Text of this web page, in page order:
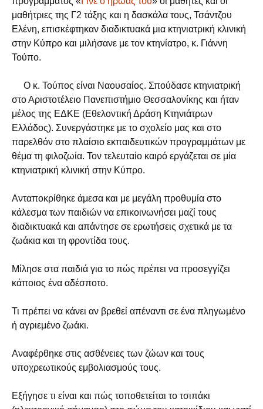
μαθήτριες της Γ2 τάξης και η δασκάλα τους, Τσάντζου
Ελένη, επισκέφτηκαν διαδικτυακά μια κτηνιατρική κλινική
στην Κύπρο και μιλήσανε με τον κτηνίατρο, κ. Γιάννη
Τούπο.
Ο κ. Τούπος είναι Ναουσαίος. Σπούδασε κτηνιατρική
στο Αριστοτέλειο Πανεπιστήμιο Θεσσαλονίκης και ήταν
μέλος της ΕΔΚΕ (Εθελοντική Δράση Κτηνιάτρων
Ελλάδος). Συνεργάστηκε με το σχολείο μας και στο
παρελθόν στο πλαίσιο εκπαιδευτικών προγραμμάτων με
θέμα τη φιλοζωία. Τον τελευταίο καιρό εργάζεται σε μία
κτηνιατρική κλινική στην Κύπρο.
Ανταποκρίθηκε άμεσα και με μεγάλη προθυμία στο
κάλεσμα των παιδιών να επικοινωνήσει μαζί τους
διαδικτυακά και απάντησε σε ερωτήσεις σχετικά με τα
ζωάκια και τη φροντίδα τους.
Μίλησε στα παιδιά για το πώς πρέπει να προσεγγίζει
κάποιος ένα αδέσποτο.
Τι πρέπει να κάνει αν βρεθεί απέναντι σε ένα πληγωμένο
ή αγριεμένο ζωάκι.
Αναφέρθηκε στις ασθένειες των ζώων και τους
υποχρεωτικούς εμβολιασμούς τους.
Εξήγησε τι είναι και πώς τοποθετείται το τσιπάκι